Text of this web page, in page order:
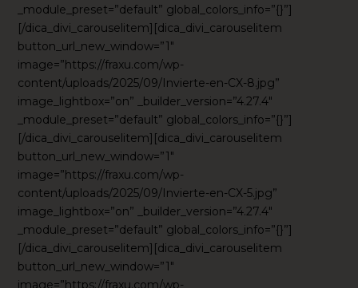
_module_preset=”default” global_colors_info=”{}”]
[/dica_divi_carouselitem][dica_divi_carouselitem
button_url_new_window=”1″
image=”https://fraxu.com/wp-
content/uploads/2025/09/Invierte-en-CX-8.jpg”
image_lightbox=”on” _builder_version=”4.27.4″
_module_preset=”default” global_colors_info=”{}”]
[/dica_divi_carouselitem][dica_divi_carouselitem
button_url_new_window=”1″
image=”https://fraxu.com/wp-
content/uploads/2025/09/Invierte-en-CX-5.jpg”
image_lightbox=”on” _builder_version=”4.27.4″
_module_preset=”default” global_colors_info=”{}”]
[/dica_divi_carouselitem][dica_divi_carouselitem
button_url_new_window=”1″
image=”https://fraxu.com/wp-